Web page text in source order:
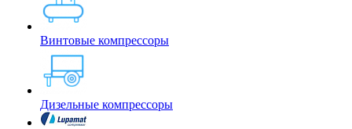
Винтовые компрессоры
Дизельные компрессоры